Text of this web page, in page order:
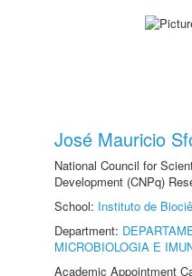
José Mauricio
National Council for
Development (CNPq)
School: Instituto de
Department:
MICROBIOLOGIA E
Academic Appointment